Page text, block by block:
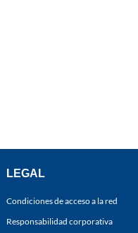
LEGAL
Condiciones de acceso a la red
Responsabilidad corporativa